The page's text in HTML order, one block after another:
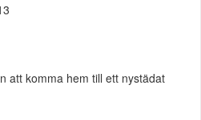
att komma hem till ett nystädat